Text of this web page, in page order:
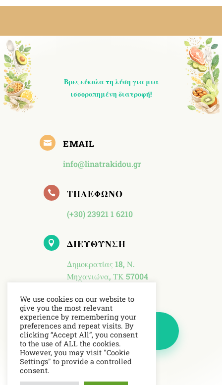
Βρες εύκολα τη λύση για μια
ισσοροπημένη διατροφή!
 EMAIL
info@linatrakidou.gr
 ΤΗΛΕΦΩΝΟ
(+30) 23921 1 6210
 ΔΙΕΥΘΥΝΣΗ
Δημοκρατίας 18, Ν.
Μηχανιώνα, ΤΚ 57004
ΚΛΕΙΣΕ ΤΩΡΑ ΜΙΑ
ΣΥΝΕΔΡΙΑ
We use cookies on our website to
give you the most relevant
experience by remembering your
preferences and repeat visits. By
clicking “Accept All”, you consent
to the use of ALL the cookies.
However, you may visit "Cookie
Settings" to provide a controlled
consent.